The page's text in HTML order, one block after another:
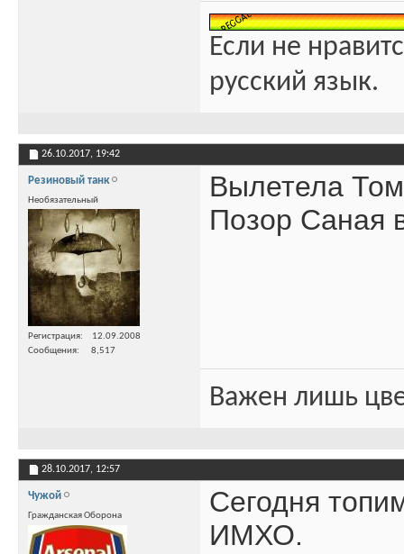
Если не
русский язык.
26.10.2017, 19:42
Резиновый танк
Необязательный
Регистрация
12.09.2008
Сообщения
8,517
Вылетела
Позор Саная
Важен лишь
28.10.2017, 12:57
Чужой
Гражданская Оборона
Сегодня
ИМХО.